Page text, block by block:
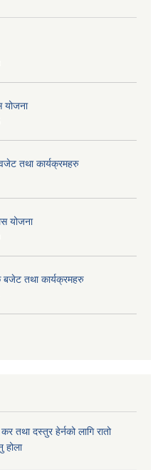
योजना
तथा कार्यक्रमहरु
योजना
बजेट तथा कार्यक्रमहरु
तथा दस्तुर हेर्नको लागि रातो
होला